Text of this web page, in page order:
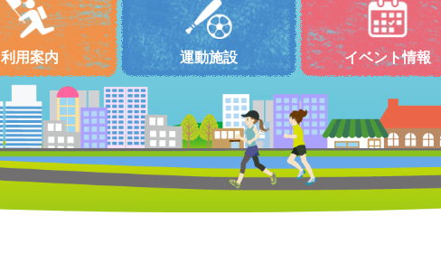
利用案内 運動施設 イベント情報